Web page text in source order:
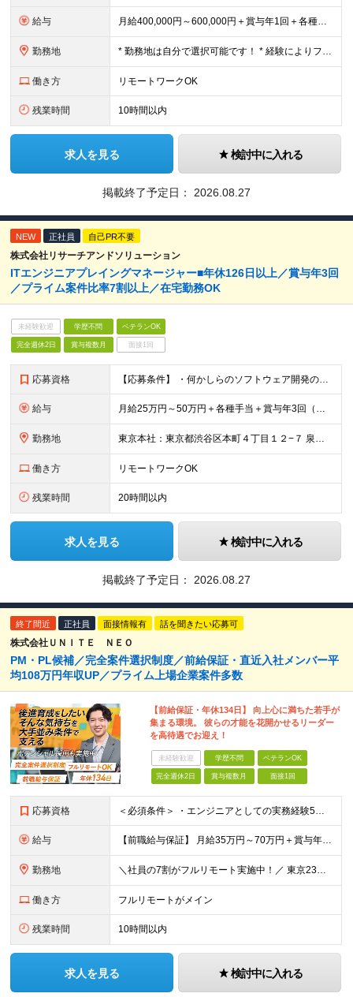
給与 月給400,000円～600,000円＋賞与年1回＋各種手当 * 上記にはみなし残業代として月30時間分（75,000円～115,000円）を含みます。超過分は別途支給します。 * 経験やスキル、キ
勤務地 * 勤務地は自分で選択可能です！ * 経験によりフルリモートも対応いたします！ * 関東への転居を希望する場合は引っ越し補助あり！ 全国からのご応募お待ちしております！ # オフィス * [東京本
働き方 リモートワークOK
残業時間 10時間以内
求人を見る 検討中に入れる
掲載終了予定日： 2026.08.27
NEW 正社員 自己PR不要
株式会社リサーチアンドソリューション
ITエンジニアプレイングマネージャー■年休126日以上／賞与年3回
／プライム案件比率7割以上／在宅勤務OK
未経験歓迎 学歴不問 ベテランOK
完全週休2日 賞与複数月 面接1回
応募資格 【応募条件】 ・何かしらのソフトウェア開発の経験がある方（1年以上を想定） ※コーディング経験必須 Web・オープン系（Java、C# 等）の環境でやっていた方はすぐに活躍できます！ ＼こんな方は
給与 月給25万円～50万円＋各種手当＋賞与年3回（実績5ヶ月分あり） ※経験・能力に応じて給与を決定します ※残業代は1分単位で全額支給いたします
勤務地 東京本社：東京都渋谷区本町４丁目１２−７ 泉西新宿ビル ３階 または近郊の開発プロジェクト先 ※リモートワーク・ハイブリッド勤務（在宅＋出社）を導入しています。 ※プロジェクトのフェーズやセキュリテ
働き方 リモートワークOK
残業時間 20時間以内
求人を見る 検討中に入れる
掲載終了予定日： 2026.08.27
終了間近 正社員 面接情報有 話を聞きたい応募可
株式会社ＵＮＩＴＥ ＮＥＯ
PM・PL候補／完全案件選択制度／前給保証・直近入社メンバー平
均108万円年収UP／プライム上場企業案件多数
【前給保証・年休134日】 向上心に満ちた若手が
集まる環境。 彼らの才能を花開かせるリーダー
を高待遇でお迎え！
未経験歓迎 学歴不問 ベテランOK
完全週休2日 賞与複数月 面接1回
応募資格 ＜必須条件＞ ・エンジニアとしての実務経験5年以上 ＜尚可条件＞ ・PM、PL経験 ・後輩指導やチームリーダーなど、何らかのリード経験 ※リーダー未経験の方のご応募も大歓迎です！ポテンシャル採用を
給与 【前職給与保証】 月給35万円～70万円＋賞与年2回＋各種手当 ※前職の給与・スキル・経験を考慮の上、決定いたします。 ※月給には固定残業代（月30時間分／5万円～10万円）を含みます。超過分は別途
勤務地 ＼社員の7割がフルリモート実施中！／ 東京23区内など1都3県を中心としたプロジェクト先での勤務となります。 ※勤務地は希望を考慮します ≪本社≫ 東京都渋谷区恵比寿南1丁目3番7号 隅越ビル5階
働き方 フルリモートがメイン
残業時間 10時間以内
求人を見る 検討中に入れる